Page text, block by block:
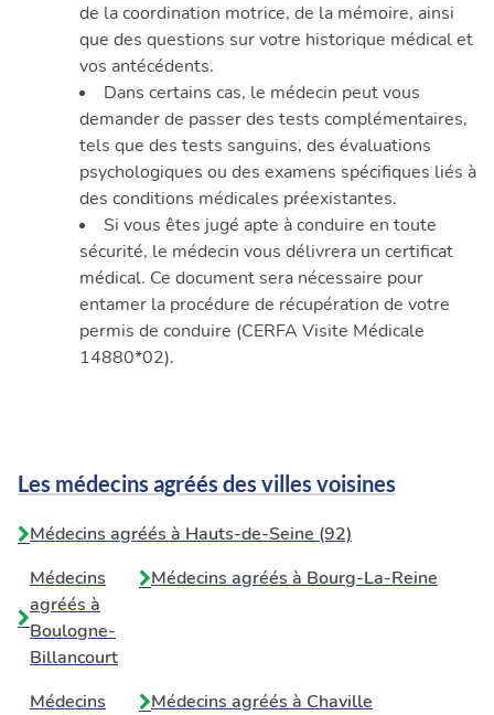
de la coordination motrice, de la mémoire, ainsi
que des questions sur votre historique médical et
vos antécédents.
Dans certains cas, le médecin peut vous
demander de passer des tests complémentaires,
tels que des tests sanguins, des évaluations
psychologiques ou des examens spécifiques liés à
des conditions médicales préexistantes.
Si vous êtes jugé apte à conduire en toute
sécurité, le médecin vous délivrera un certificat
médical. Ce document sera nécessaire pour
entamer la procédure de récupération de votre
permis de conduire (CERFA Visite Médicale
14880*02).
Les médecins agréés des villes voisines
Médecins agréés à Hauts-de-Seine (92)
Médecins
agréés à
Boulogne-
Billancourt
Médecins agréés à Bourg-La-Reine
Médecins
Médecins agréés à Chaville